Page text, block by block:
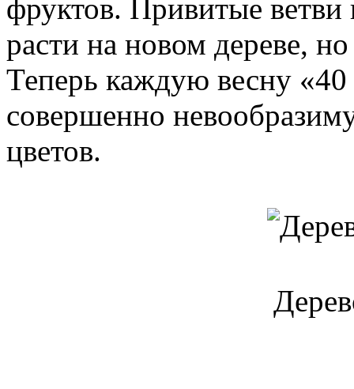
фруктов. Привитые ветви
расти на новом дереве,
Теперь каждую весну «40
совершенно
цветов.